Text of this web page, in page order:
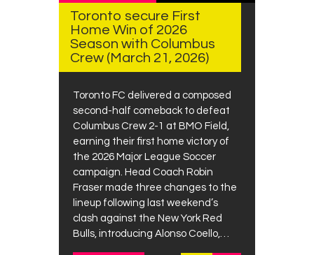
Toronto secure First
Home Win of 2026
Season with Columbus
Crew (March 21, 2026)
Toronto FC delivered a composed
second-half comeback to defeat
Columbus Crew 2-1 at BMO Field,
earning their first home victory of
the 2026 Major League Soccer
campaign. Head Coach Robin
Fraser made three changes to the
lineup following last weekend’s
clash against the New York Red
Bulls, introducing Alonso Coello,…